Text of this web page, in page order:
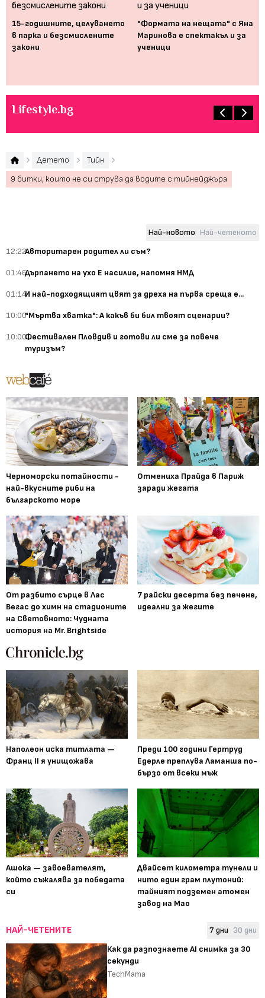
15-годишните, целуването
в парка и безсмислените
закони
"Формата на нещата" с Яна
Маринова е спектакъл и за
ученици
Lifestyle.bg
Детето
Тийн
9 битки, които не си струва да водите с тийнейджъра
Най-новото Най-четеното
12:22Авторитарен родител ли съм?
01:46Дърпането на ухо Е насилие, напомня НМД
01:14И най-подходящият цвят за дреха на първа среща е...
10:00"Мъртва хватка": А какъв би бил твоят сценарии?
10:00Фестивален Пловдив и готови ли сме за повече
туризъм?
Черноморски потайности -
най-вкусните риби на
българското море
Отмениха Прайда в Париж
заради жегата
От разбито сърце в Лас
Вегас до химн на стадионите
на Световното: Чудната
история на Mr. Brightside
7 райски десерта без печене,
идеални за жегите
Наполеон иска титлата —
Франц II я унищожава
Преди 100 години Гертруд
Едерле преплува Ламанша по-
бързо от всеки мъж
Ашока — завоевателят,
който съжалява за победата
си
Двайсет километра тунели и
нито един грам плутоний:
тайният подземен атомен
завод на Мао
НАЙ-ЧЕТЕНИТЕ 7 дни 30 дни
Как да разпознаете AI снимка за 30
секунди
TechMama